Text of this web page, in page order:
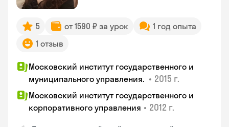
5 от 1590 ₽ за урок
1 год опыта
1 отзыв
Московский институт государственного и
муниципального управления. • 2015 г.
Московский институт государственного и
корпоративного управления • 2012 г.